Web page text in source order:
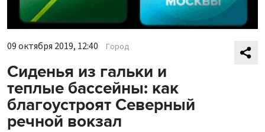
09 октября 2019, 12:40 Город
Сиденья из гальки и
теплые бассейны: как
благоустроят Северный
речной вокзал